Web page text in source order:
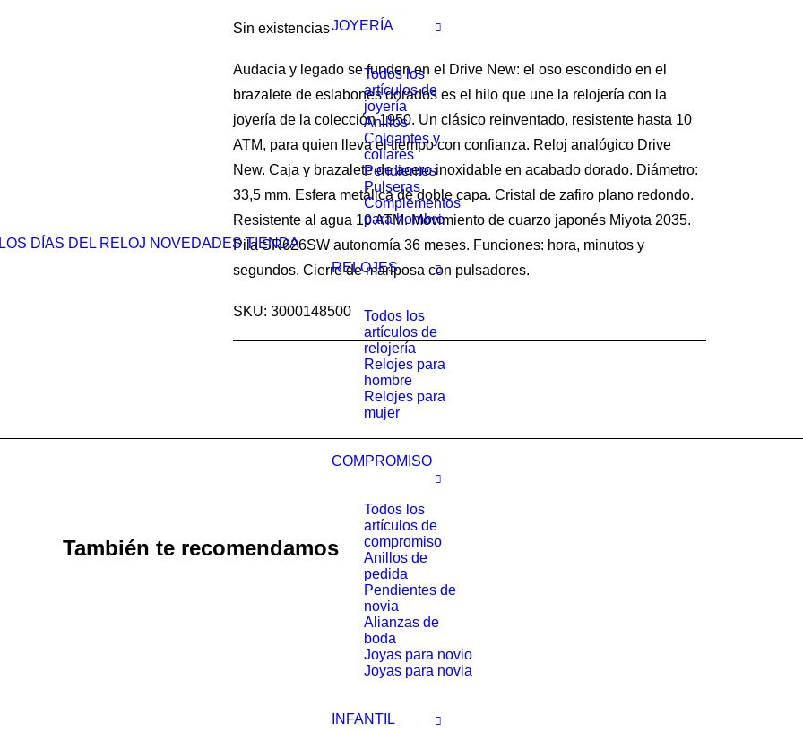
LOS DÍAS DEL RELOJ NOVEDADES TIENDA
JOYERÍA
Todos los
artículos de
joyería
Anillos
Colgantes y
collares
Pendientes
Pulseras
Complementos
para hombre
RELOJES
Todos los
artículos de
relojería
Relojes para
hombre
Relojes para
mujer
COMPROMISO
Todos los
artículos de
compromiso
Anillos de
pedida
Pendientes de
novia
Alianzas de
boda
Joyas para novio
Joyas para novia
INFANTIL
Sin existencias
Audacia y legado se funden en el Drive New: el oso escondido en el
brazalete de eslabones dorados es el hilo que une la relojería con la
joyería de la colección 1950. Un clásico reinventado, resistente hasta 10
ATM, para quien lleva el tiempo con confianza. Reloj analógico Drive
New. Caja y brazalete de acero inoxidable en acabado dorado. Diámetro:
33,5 mm. Esfera metálica de doble capa. Cristal de zafiro plano redondo.
Resistente al agua 10 ATM. Movimiento de cuarzo japonés Miyota 2035.
Pila SR626SW autonomía 36 meses. Funciones: hora, minutos y
segundos. Cierre de mariposa con pulsadores.
SKU: 3000148500
También te recomendamos